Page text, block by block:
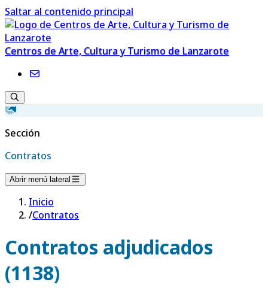
Saltar al contenido principal
Centros de Arte, Cultura y Turismo de Lanzarote
Sección
Contratos
Abrir menú lateral
Inicio
/Contratos
Contratos adjudicados
(1138)